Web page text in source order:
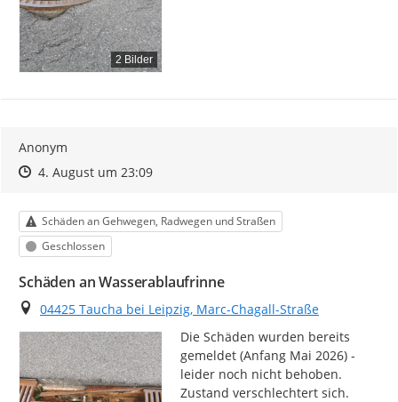
2 Bilder
Anonym
Zeitpunkt des Erstellens
Zeitpunkt des Erstellens
4. August um 23:09Zur Äußerung
Kategorie
Schäden an Gehwegen, Radwegen und Straßen
Status
Geschlossen
Schäden an Wasserablaufrinne
Ort
04425 Taucha bei Leipzig, Marc-Chagall-Straße
Die Schäden wurden bereits
gemeldet (Anfang Mai 2026) -
leider noch nicht behoben.
Zustand verschlechtert sich.